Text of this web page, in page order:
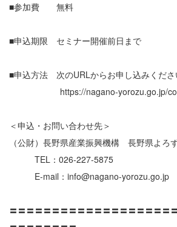
■参加費 無料
■申込期限 セミナー開催前日まで
■申込方法 次のURLからお申し込みくださ
https://nagano-yorozu.go.jp/
＜申込・お問い合わせ先＞
（公財）長野県産業振興機構 長野県よろ
TEL：026-227-5875
E-mail：info@nagano-yorozu.go.jp
〓〓〓〓〓〓〓〓〓〓〓〓〓〓〓〓〓〓〓